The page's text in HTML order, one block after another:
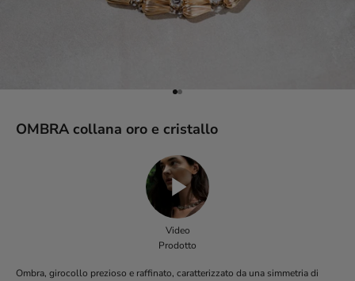
Vai all'articolo 1
Vai all'articolo 2
OMBRA collana oro e cristallo
Video
Prodotto
Ombra, girocollo prezioso e raffinato, caratterizzato da una simmetria di